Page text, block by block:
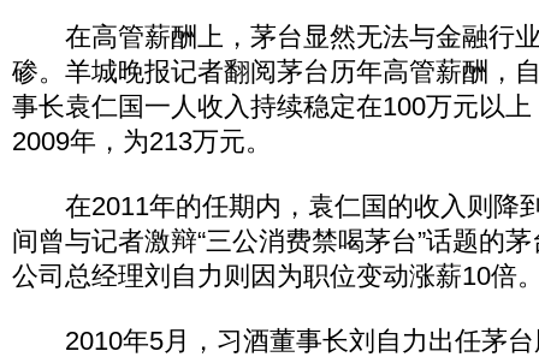
在高管薪酬上，茅台显然无法与金融行
碜。羊城晚报记者翻阅茅台历年高管薪酬，
事长袁仁国一人收入持续稳定在100万元以
2009年，为213万元。
在2011年的任期内，袁仁国的收入则降
间曾与记者激辩“三公消费禁喝茅台”话题的
公司总经理刘自力则因为职位变动涨薪10倍
2010年5月，习酒董事长刘自力出任茅台